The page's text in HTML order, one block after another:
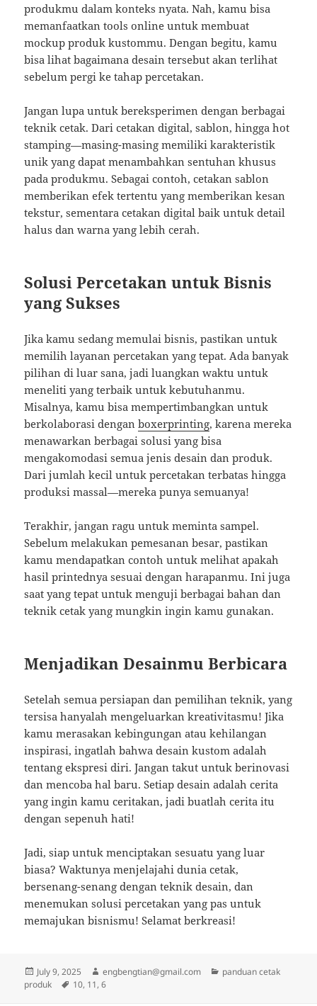
produkmu dalam konteks nyata. Nah, kamu bisa
memanfaatkan tools online untuk membuat
mockup produk kustommu. Dengan begitu, kamu
bisa lihat bagaimana desain tersebut akan terlihat
sebelum pergi ke tahap percetakan.
Jangan lupa untuk bereksperimen dengan berbagai
teknik cetak. Dari cetakan digital, sablon, hingga hot
stamping—masing-masing memiliki karakteristik
unik yang dapat menambahkan sentuhan khusus
pada produkmu. Sebagai contoh, cetakan sablon
memberikan efek tertentu yang memberikan kesan
tekstur, sementara cetakan digital baik untuk detail
halus dan warna yang lebih cerah.
Solusi Percetakan untuk Bisnis
yang Sukses
Jika kamu sedang memulai bisnis, pastikan untuk
memilih layanan percetakan yang tepat. Ada banyak
pilihan di luar sana, jadi luangkan waktu untuk
meneliti yang terbaik untuk kebutuhanmu.
Misalnya, kamu bisa mempertimbangkan untuk
berkolaborasi denganboxerprinting, karena mereka
menawarkan berbagai solusi yang bisa
mengakomodasi semua jenis desain dan produk.
Dari jumlah kecil untuk percetakan terbatas hingga
produksi massal—mereka punya semuanya!
Terakhir, jangan ragu untuk meminta sampel.
Sebelum melakukan pemesanan besar, pastikan
kamu mendapatkan contoh untuk melihat apakah
hasil printednya sesuai dengan harapanmu. Ini juga
saat yang tepat untuk menguji berbagai bahan dan
teknik cetak yang mungkin ingin kamu gunakan.
Menjadikan Desainmu Berbicara
Setelah semua persiapan dan pemilihan teknik, yang
tersisa hanyalah mengeluarkan kreativitasmu! Jika
kamu merasakan kebingungan atau kehilangan
inspirasi, ingatlah bahwa desain kustom adalah
tentang ekspresi diri. Jangan takut untuk berinovasi
dan mencoba hal baru. Setiap desain adalah cerita
yang ingin kamu ceritakan, jadi buatlah cerita itu
dengan sepenuh hati!
Jadi, siap untuk menciptakan sesuatu yang luar
biasa? Waktunya menjelajahi dunia cetak,
bersenang-senang dengan teknik desain, dan
menemukan solusi percetakan yang pas untuk
memajukan bisnismu! Selamat berkreasi!
Posted
on
July 9, 2025 Author
engbengtian@gmail.com Categories
panduan cetak
produk
Tags
10, 11,6